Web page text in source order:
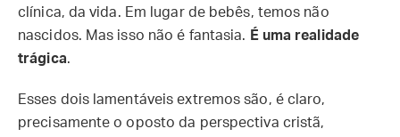
clínica, da vida. Em lugar de bebês, temos não
nascidos. Mas isso não é fantasia. É uma realidade
trágica.
Esses dois lamentáveis extremos são, é claro,
precisamente o oposto da perspectiva cristã,